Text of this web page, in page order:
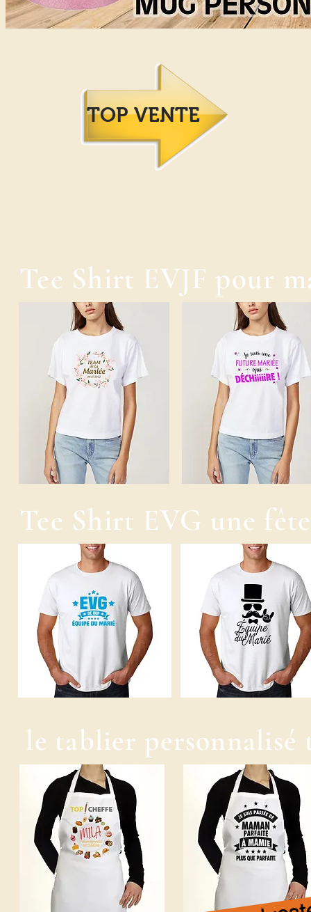
TOP VENTE
Tee Shirt EVJF pour
Tee Shirt EVG une
le tablier personnalisé